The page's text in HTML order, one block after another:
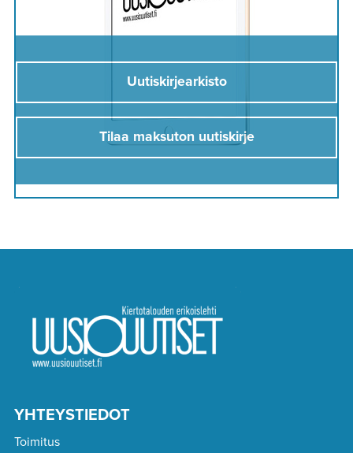
Uutiskirjearkisto
Tilaa maksuton uutiskirje
YHTEYSTIEDOT
Toimitus